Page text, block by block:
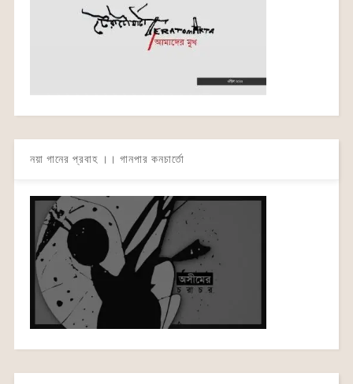
নয়া গানের প্রবাহ ।। গানপার কনচার্তো